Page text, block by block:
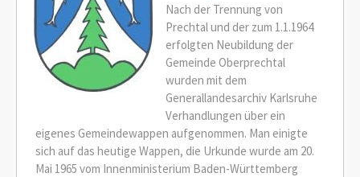
Nach der Trennung von
Prechtal und der zum 1.1.1964
erfolgten Neubildung der
Gemeinde Oberprechtal
wurden mit dem
Generallandesarchiv Karlsruhe
Verhandlungen über ein
eigenes Gemeindewappen aufgenommen. Man einigte
sich auf das heutige Wappen, die Urkunde wurde am 20.
Mai 1965 vom Innenministerium Baden-Württemberg